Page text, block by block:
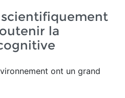
la
ont un grand